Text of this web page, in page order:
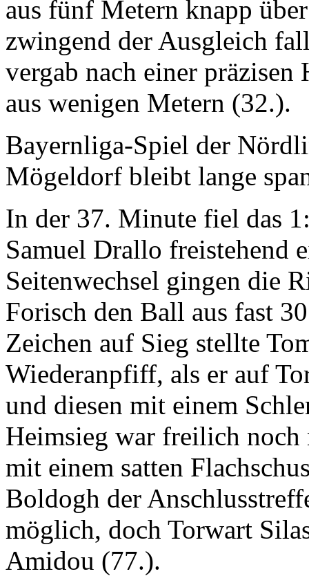
aus fünf Metern knapp
zwingend der Ausgleich
vergab nach einer
aus wenigen Metern (32.).
Bayernliga-Spiel der
Mögeldorf bleibt lange
In der 37. Minute fiel das
Samuel Drallo freistehend
Seitenwechsel gingen die
Forisch den Ball aus fast
Zeichen auf Sieg stellte
Wiederanpfiff, als er auf
und diesen mit einem
Heimsieg war freilich
mit einem satten
Boldogh der
möglich, doch Torwart
Amidou (77.).